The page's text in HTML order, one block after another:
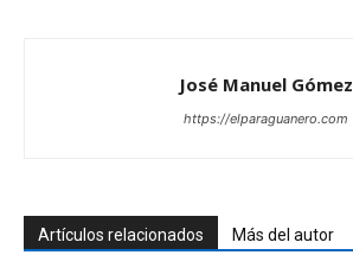
José Manuel Gómez
https://elparaguanero.com
Artículos relacionados Más del autor